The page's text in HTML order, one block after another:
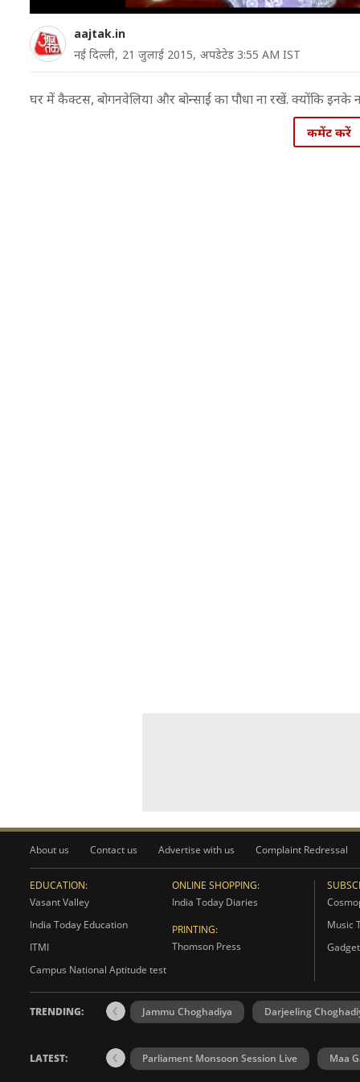
aajtak.in
नई दिल्ली, 21 जुलाई 2015, अपडेटेड 3:55 AM IST
घर में कैक्टस, बोगनवेलिया और बोन्साई का पौधा ना रखें. क्योंकि
कमेंट करें
About us Contact us Advertise with us Complaint Redressal
EDUCATION:
Vasant Valley
India Today Education
ITMI
Campus National Aptitude test
ONLINE SHOPPING:
India Today Diaries
PRINTING:
Thomson Press
Music
TRENDING: Jammu Choghadiya Darjeeling
LATEST: Parliament Monsoon Session Live Maa